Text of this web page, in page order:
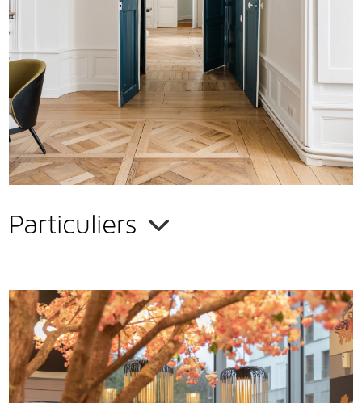
Particuliers
Vous avez un projet de rénovation intérieure ?
Sollicitez l'expertise et l'avis professionnel de
Claire-Marie
Cousinard
architecte d'intérieur . Son regard vous permettra
d'
optimiser le potentiel de votre intérieuret de faire les
meilleurs choix.
EN SAVOIR PLUS
Restaurants, hôtels,magasins…les professionnels ont, eux
aussi, besoin de conseils pouroptimiser leurs espacesetcréer
un univers esthétique, fonctionnel et agréable, pour leurs
clients comme pour leurs salariés. Petite ou grande structure,
votrearchitecte d'intérieur, Claire-Marie Cousinard, vous fait
bénéficier de toute son expérience enaménagement
professionnel.